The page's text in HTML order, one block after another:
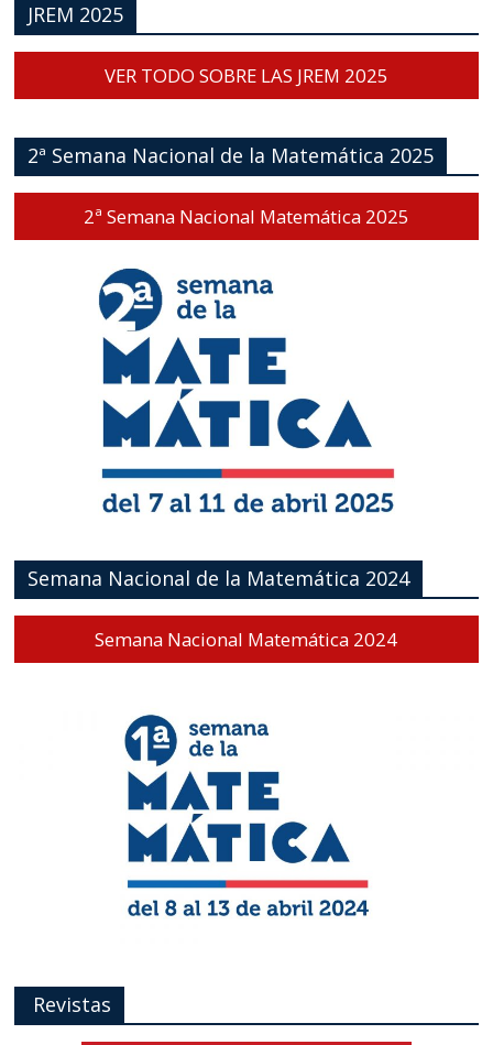
JREM 2025
VER TODO SOBRE LAS JREM 2025
2ª Semana Nacional de la Matemática 2025
2ª Semana Nacional Matemática 2025
Semana Nacional de la Matemática 2024
Semana Nacional Matemática 2024
Revistas